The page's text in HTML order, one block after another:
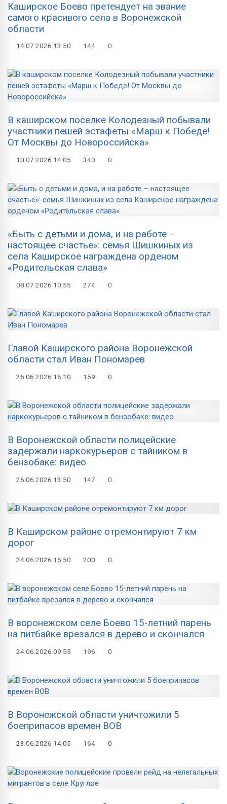
Каширское Боево претендует на звание
самого красивого села в Воронежской
области
14.07.2026 13:50 144 0
В каширском поселке Колодезный побывали
участники пешей эстафеты «Марш к Победе!
От Москвы до Новороссийска»
10.07.2026 14:05 340 0
«Быть с детьми и дома, и на работе –
настоящее счастье»: семья Шишкиных из
села Каширское награждена орденом
«Родительская слава»
08.07.2026 10:55 274 0
Главой Каширского района Воронежской
области стал Иван Пономарев
26.06.2026 16:10 159 0
В Воронежской области полицейские
задержали наркокурьеров с тайником в
бензобаке: видео
26.06.2026 13:50 147 0
В Каширском районе отремонтируют 7 км
дорог
24.06.2026 15:50 200 0
В воронежском селе Боево 15-летний парень
на питбайке врезался в дерево и скончался
24.06.2026 09:55 196 0
В Воронежской области уничтожили 5
боеприпасов времен ВОВ
23.06.2026 14:05 164 0